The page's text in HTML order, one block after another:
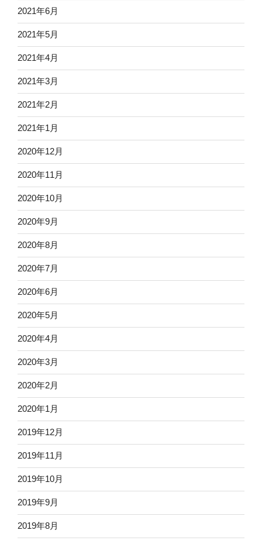
2021年6月
2021年5月
2021年4月
2021年3月
2021年2月
2021年1月
2020年12月
2020年11月
2020年10月
2020年9月
2020年8月
2020年7月
2020年6月
2020年5月
2020年4月
2020年3月
2020年2月
2020年1月
2019年12月
2019年11月
2019年10月
2019年9月
2019年8月